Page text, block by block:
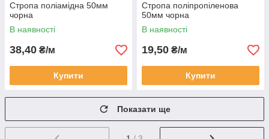
Стропа поліамідна 50мм
чорна
В наявності
38,40 ₴/м
Купити
Стропа поліпропіленова
50мм чорна
В наявності
19,50 ₴/м
Купити
Показати ще